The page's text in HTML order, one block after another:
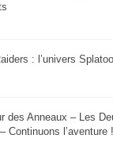
: l’univers
des Anneaux – Les
Continuons l’aventure !